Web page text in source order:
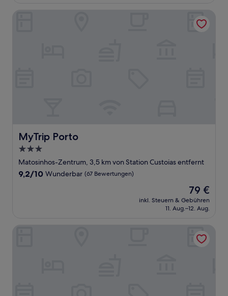
MyTrip Porto
MyTrip Porto
3.0-
Sterne-
Unterkunft
Matosinhos-Zentrum, 3,5 km von Station Custoias entfernt
9.2
9,2/10 Wunderbar (67 Bewertungen)
Der
Preis
beträgt
79 €
inkl. Steuern & Gebühren
11. Aug.–12. Aug.